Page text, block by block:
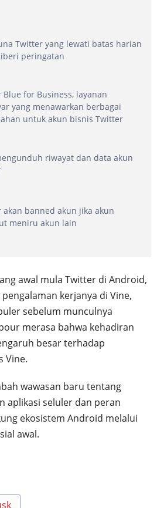
Twitter yang lewati batas harian
peringatan
Blue for Business, layanan
yang menawarkan berbagai
untuk akun bisnis Twitter
riwayat dan data akun
akan banned akun jika akun
meniru akun lain
awal mula Twitter di Android,
kerjanya di Vine,
sebelum munculnya
merasa bahwa kehadiran
besar terhadap
Vine.
wawasan baru tentang
aplikasi seluler dan peran
ekosistem Android melalui
awal.